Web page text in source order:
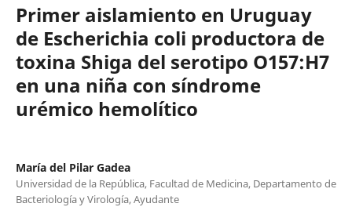
Primer aislamiento en Uruguay
de Escherichia coli productora de
toxina Shiga del serotipo O157:H7
en una niña con síndrome
urémico hemolítico
María del Pilar Gadea
Universidad de la República, Facultad de Medicina, Departamento de
Bacteriología y Virología, Ayudante